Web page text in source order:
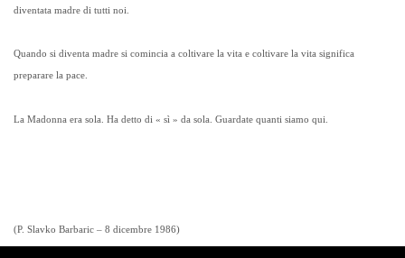
diventata madre di tutti noi.
Quando si diventa madre si comincia a coltivare la vita e coltivare la vita significa
preparare la pace.
La Madonna era sola. Ha detto di « sì » da sola. Guardate quanti siamo qui.
(P. Slavko Barbaric – 8 dicembre 1986)